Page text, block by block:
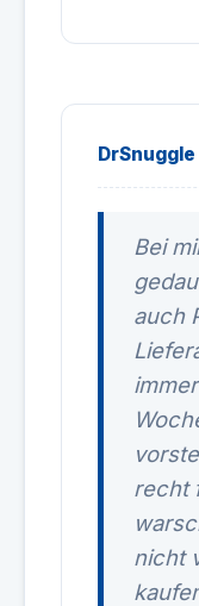
DrSnuggle
Bei
auch
recht
nicht